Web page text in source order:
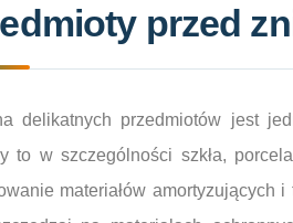
przed
delikatnych przedmiotów jest
to w szczególności szkła,
materiałów amortyzujących